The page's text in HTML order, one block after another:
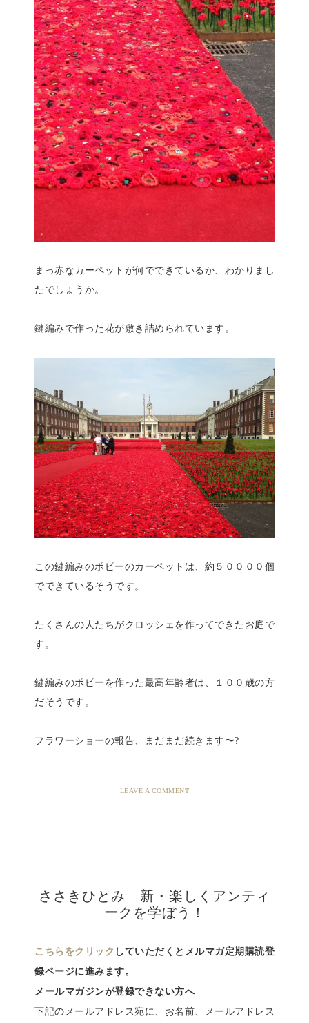
まっ赤なカーペットが何でできているか、わかりまし
たでしょうか。
鍵編みで作った花が敷き詰められています。
この鍵編みのポピーのカーペットは、約５００００個
でできているそうです。
たくさんの人たちがクロッシェを作ってできたお庭で
す。
鍵編みのポピーを作った最高年齢者は、１００歳の方
だそうです。
フラワーショーの報告、まだまだ続きます〜?
LEAVE A COMMENT
ささきひとみ 新・楽しくアンティ
ークを学ぼう！
こちらをクリック していただくとメルマガ定期購読登
録ページに進みます。
メールマガジンが登録できない方へ
下記のメールアドレス宛に、お名前、メールアドレス